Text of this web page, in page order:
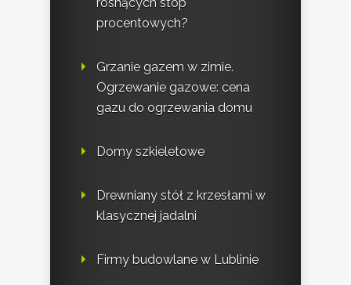
rosnących stóp
procentowych?
Grzanie gazem w zimie.
Ogrzewanie gazowe: cena
gazu do ogrzewania domu
Domy szkieletowe
Drewniany stół z krzesłami w
klasycznej jadalni
Firmy budowlane w Lublinie